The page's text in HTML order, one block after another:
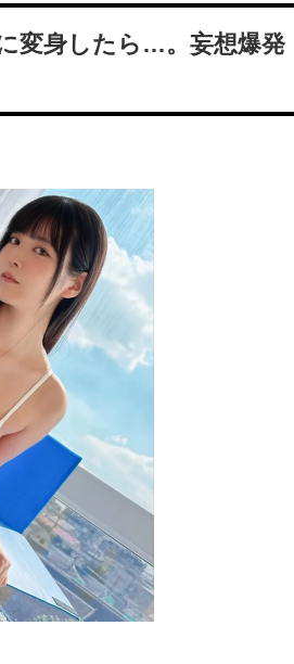
変身したら…。妄想爆発